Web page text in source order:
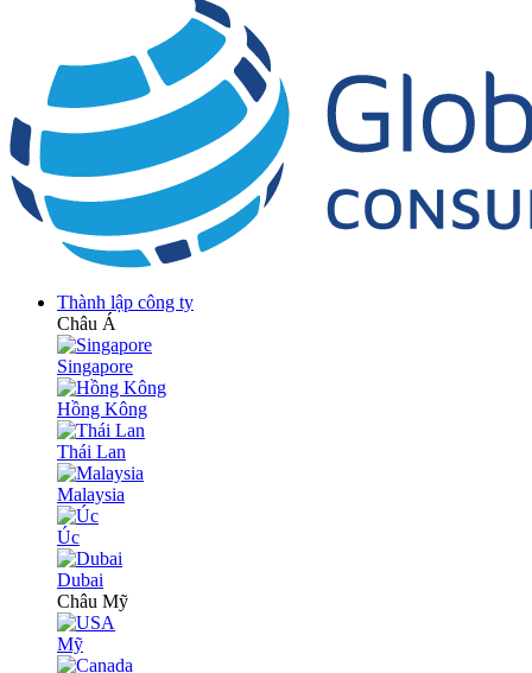
Thành lập công ty
Châu Á
Singapore
Hồng Kông
Thái Lan
Malaysia
Úc
Dubai
Châu Mỹ
Mỹ